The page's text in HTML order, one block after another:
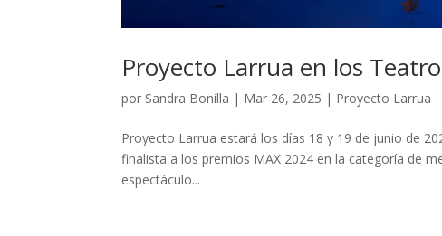
Proyecto Larrua en los
por Sandra Bonilla | Mar 26, 2025 | Proyecto Larrua
Proyecto Larrua estará los días 18 y 19 de junio de
finalista a los premios MAX 2024 en la categoría de
espectáculo...